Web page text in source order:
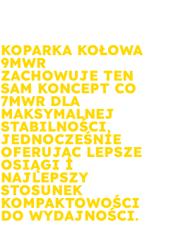
KOPARKA KOŁOWA
9MWR
ZACHOWUJE TEN
SAM KONCEPT CO
7MWR DLA
MAKSYMALNEJ
STABILNOŚCI,
JEDNOCZEŚNIE
OFERUJĄC LEPSZE
OSIĄGI I
NAJLEPSZY
STOSUNEK
KOMPAKTOWOŚCI
DO WYDAJNOŚCI.